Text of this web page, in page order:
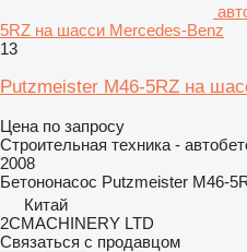
5RZ на шасси Mercedes-Benz
13
Putzmeister M46-5RZ на
Цена по запросу
Строительная техника -
2008
Бетононасос Putzmeister M46-
Китай
2CMACHINERY LTD
Связаться с продавцом